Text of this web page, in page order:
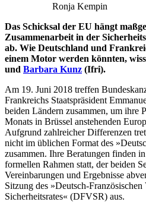
Ronja Kempin
Das Schicksal der EU hängt
Zusammenarbeit in der
ab. Wie Deutschland und
einem Motor werden könnten,
und Barbara Kunz (Ifri).
Am 19. Juni 2018 treffen
Frankreichs Staatspräsident
beiden Ländern zusammen, um ihre
Monats in Brüssel anstehenden
Aufgrund zahlreicher Differenzen
nicht im üblichen Format des
zusammen. Ihre Beratungen finden
formellen Rahmen statt, der beiden
Vereinbarungen und Ergebnisse
Sitzung des »Deutsch-
Sicherheitsrates« (DFVSR) aus.